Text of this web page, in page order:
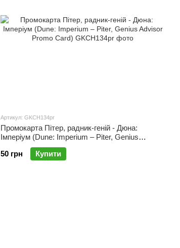
Артикул: GKCH134pr
Промокарта Пітер, радник-геній - Дюна:
Імперіум (Dune: Imperium – Piter, Genius
Advisor Promo Card)
50 грн
Купити